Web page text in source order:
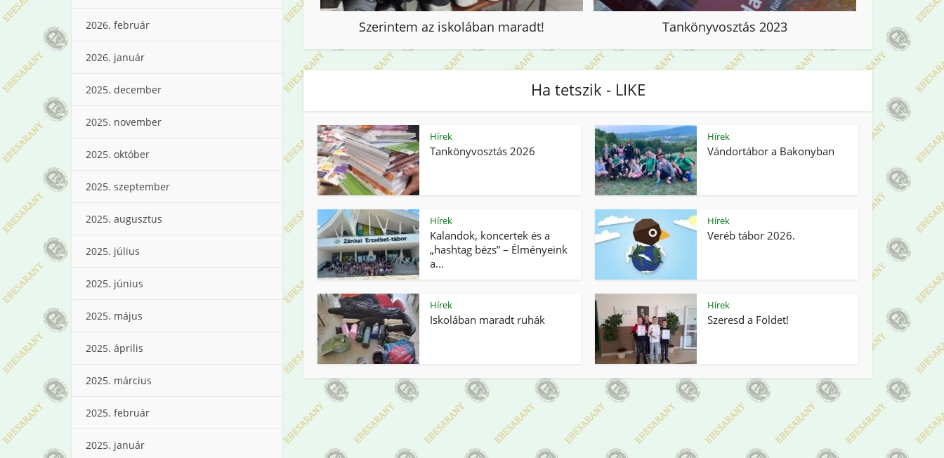
2026. február
2026. január
2025. december
2025. november
2025. október
2025. szeptember
2025. augusztus
2025. július
2025. június
2025. május
2025. április
2025. március
2025. február
2025. január
Szerintem az iskolában maradt! Tankönyvosztás 2023
Ha tetszik - LIKE
Hírek
Tankönyvosztás 2026
Hírek
Vándortábor a Bakonyban
Hírek
Kalandok, koncertek és a
„hashtag bézs” – Élményeink
a...
Hírek
Veréb tábor 2026.
Hírek
Iskolában maradt ruhák
Hírek
Szeresd a Földet!